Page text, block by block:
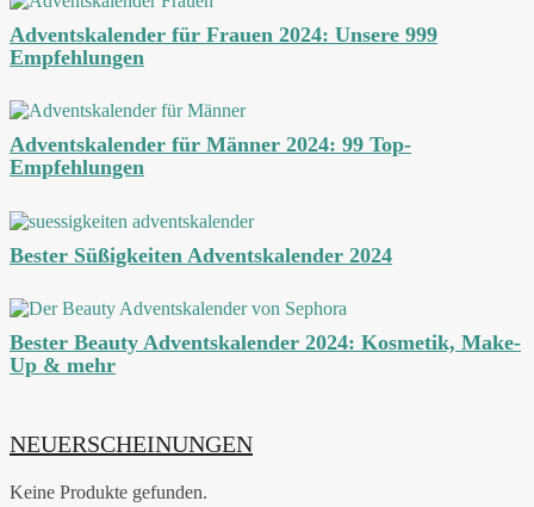
Adventskalender für Frauen 2024: Unsere 999
Empfehlungen
Adventskalender für Männer 2024: 99 Top-
Empfehlungen
Bester Süßigkeiten Adventskalender 2024
Bester Beauty Adventskalender 2024: Kosmetik, Make-
Up & mehr
NEUERSCHEINUNGEN
Keine Produkte gefunden.